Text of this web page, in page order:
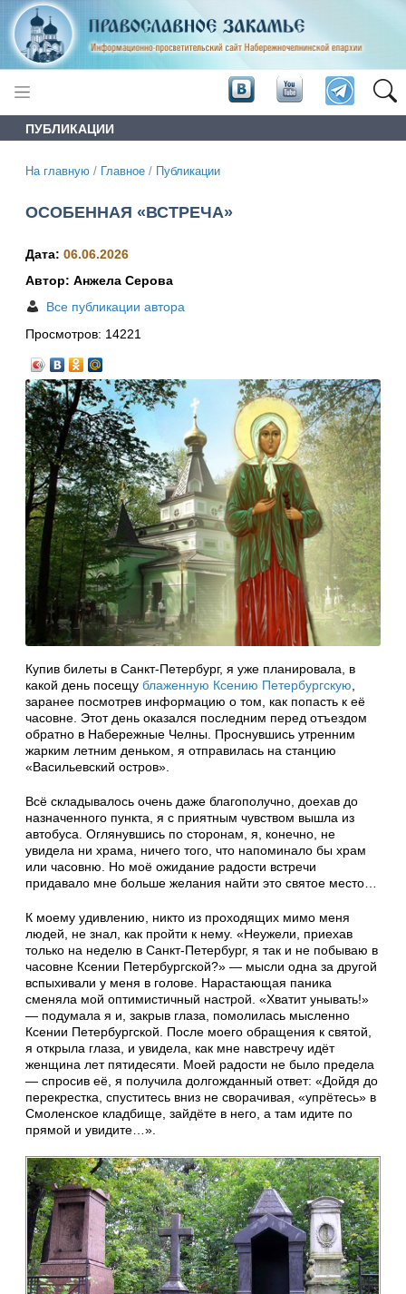
ПУБЛИКАЦИИ
На главную / Главное / Публикации
ОСОБЕННАЯ «ВСТРЕЧА»
Дата: 06.06.2026
Автор: Анжела Серова
Все публикации автора
Просмотров: 14221
Купив билеты в Санкт-Петербург, я уже планировала, в
какой день посещу блаженную Ксению Петербургскую,
заранее посмотрев информацию о том, как попасть к её
часовне. Этот день оказался последним перед отъездом
обратно в Набережные Челны. Проснувшись утренним
жарким летним деньком, я отправилась на станцию
«Васильевский остров».
Всё складывалось очень даже благополучно, доехав до
назначенного пункта, я с приятным чувством вышла из
автобуса. Оглянувшись по сторонам, я, конечно, не
увидела ни храма, ничего того, что напоминало бы храм
или часовню. Но моё ожидание радости встречи
придавало мне больше желания найти это святое место…
К моему удивлению, никто из проходящих мимо меня
людей, не знал, как пройти к нему. «Неужели, приехав
только на неделю в Санкт-Петербург, я так и не побываю в
часовне Ксении Петербургской?» — мысли одна за другой
вспыхивали у меня в голове. Нарастающая паника
сменяла мой оптимистичный настрой. «Хватит унывать!»
— подумала я и, закрыв глаза, помолилась мысленно
Ксении Петербургской. После моего обращения к святой,
я открыла глаза, и увидела, как мне навстречу идёт
женщина лет пятидесяти. Моей радости не было предела
— спросив её, я получила долгожданный ответ: «Дойдя до
перекрестка, спуститесь вниз не сворачивая, «упрётесь» в
Смоленское кладбище, зайдёте в него, а там идите по
прямой и увидите…».